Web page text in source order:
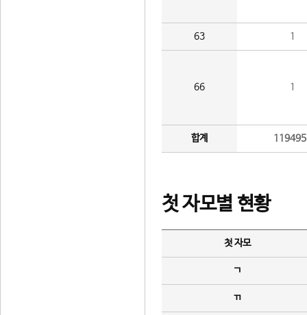
63 1
66 1
합계
첫 자모별 현황
첫 자모
ㄱ
ㄲ